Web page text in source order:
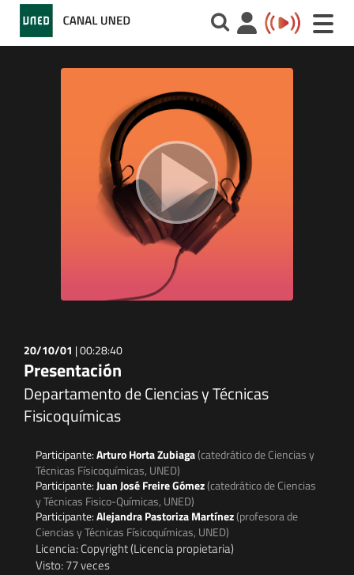
Toggle
20/10/01 |00:28:40
Presentación
Departamento de Ciencias y Técnicas
Fisicoquímicas
Participante:Arturo Horta Zubiaga(catedrático de Ciencias y
Técnicas Físicoquímicas, UNED)
Participante:Juan José Freire Gómez(catedrático de Ciencias
y Técnicas Fisico-Químicas, UNED)
Participante:Alejandra Pastoriza Martínez(profesora de
Ciencias y Técnicas Físicoquímicas, UNED)
Licencia: Copyright (Licencia propietaria)
Visto: 77 veces